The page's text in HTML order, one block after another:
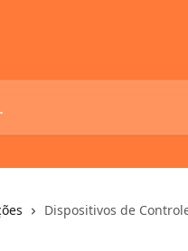
Dispositivos de